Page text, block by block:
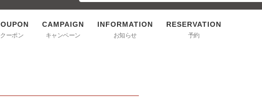
クーポン キャンペーン お知らせ 予約